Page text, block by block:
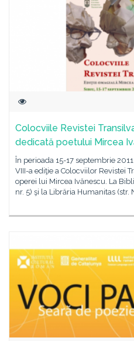
Colocviile Revistei
dedicată poetului Mircea
În perioada 15-17 septembrie
VIII-a ediţie a Colocviilor Revistei
operei lui Mircea Ivănescu. La
nr. 5) şi la Librăria Humanitas (str.